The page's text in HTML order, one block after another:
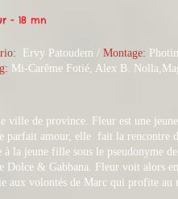
ville de province. Fleur est une
parfait amour, elle fait la rencontre
à la jeune fille sous le pseudonyme
Dolce & Gabbana. Fleur voit alors
aux volontés de Marc qui profite
Ervy Patoudem / Montage:
Mi-Carême Fotié, Alex B.
- 18 mn